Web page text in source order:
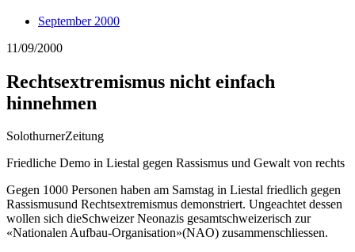
September 2000
11/09/2000
Rechtsextremismus nicht einfach
hinnehmen
SolothurnerZeitung
Friedliche Demo in Liestal gegen Rassismus und Gewalt von rechts
Gegen 1000 Personen haben am Samstag in Liestal friedlich gegen
Rassismusund Rechtsextremismus demonstriert. Ungeachtet dessen
wollen sich dieSchweizer Neonazis gesamtschweizerisch zur
«NationalenAufbau-Organisation»(NAO) zusammenschliessen.